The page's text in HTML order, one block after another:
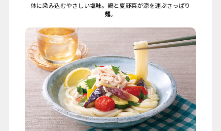
体に染み込むやさしい塩味。鶏と夏野菜が涼を運ぶさっぱり
麺。